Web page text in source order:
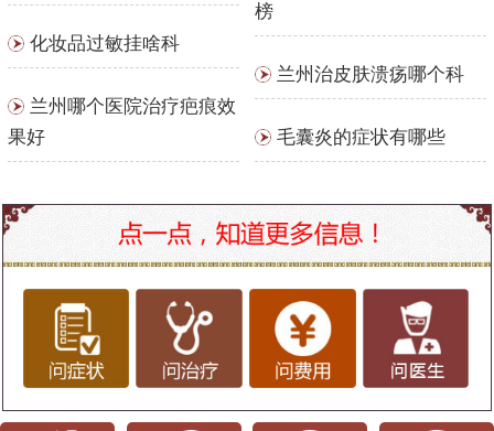
榜
化妆品过敏挂啥科
兰州治皮肤溃疡哪个科
兰州哪个医院治疗疤痕效
果好
毛囊炎的症状有哪些